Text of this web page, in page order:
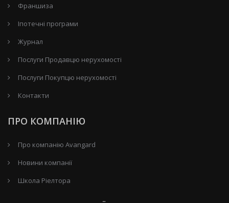
Франшиза
Іпотечні програми
Журнал
Послуги Продавцю нерухомості
Послуги Покупцю нерухомості
Контакти
ПРО КОМПАНІЮ
Про компанію Avangard
Новини компанії
Школа Ріелтора